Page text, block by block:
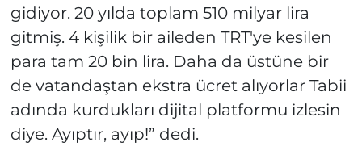
gidiyor. 20 yılda toplam 510 milyar lira
gitmiş. 4 kişilik bir aileden TRT'ye kesilen
para tam 20 bin lira. Daha da üstüne bir
de vatandaştan ekstra ücret alıyorlar Tabii
adında kurdukları dijital platformu izlesin
diye. Ayıptır, ayıp!” dedi.